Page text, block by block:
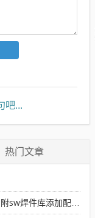
吧...
热门文章
库添加配置使用教程